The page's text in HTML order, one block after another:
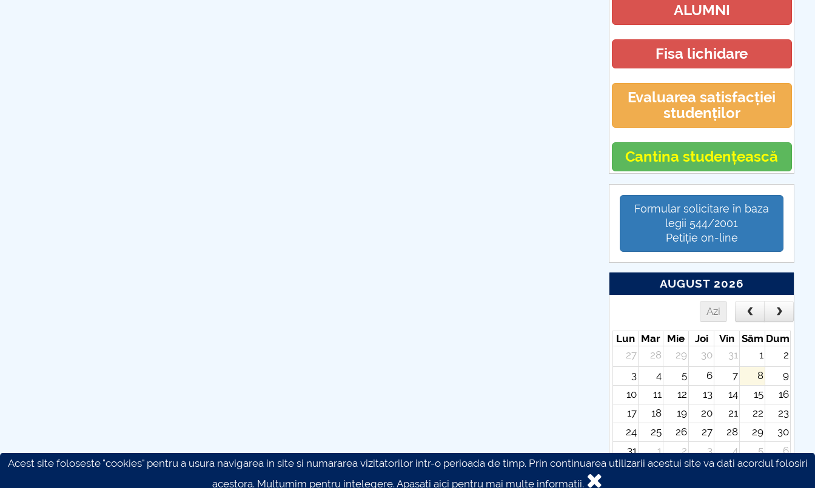
ALUMNI
Fisa lichidare
Evaluarea satisfacției
studenților
Cantina studențească
Formular solicitare în baza
legii 544/2001
Petiție on-line
AUGUST 2026
Azi
Lun Mar Mie Joi Vin Sâm Dum
27
28 29 30 31 1
2
3
4 5 6 7 8
9
10
11 12 13 14 15
16
17
18 19 20 21 22
23
24
25 26 27 28 29
30
31
1 2 3 4 5
6
Acest site foloseste "cookies" pentru a usura navigarea in site si numararea vizitatorilor intr-o perioada de timp. Prin continuarea utilizarii acestui site va dati acordul folosiri
acestora. Multumim pentru intelegere.Apasati aici pentru mai multe informatii.